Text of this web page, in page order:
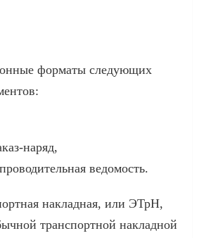
форматы следующих
наряд,
ведомость.
накладная, или ЭТрН,
транспортной накладной